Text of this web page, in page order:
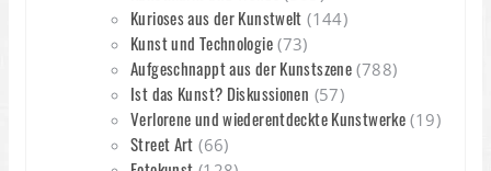
Kurioses aus der Kunstwelt (144)
Kunst und Technologie(73)
Aufgeschnappt aus der Kunstszene (788)
Ist das Kunst? Diskussionen (57)
Verlorene und wiederentdeckte Kunstwerke (19)
Street Art (66)